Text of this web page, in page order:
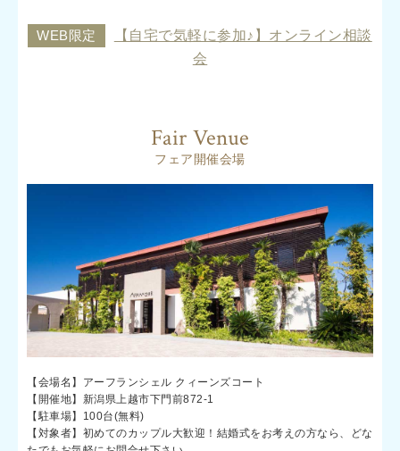
WEB限定
【自宅で気軽に参加♪】オンライン相談
会
Fair Venue
フェア開催会場
【会場名】アーフランシェル クィーンズコート
【開催地】新潟県上越市下門前872-1
【駐車場】100台(無料)
【対象者】初めてのカップル大歓迎！結婚式をお考えの方なら、どな